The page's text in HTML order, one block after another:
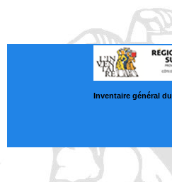
Inventaire général du